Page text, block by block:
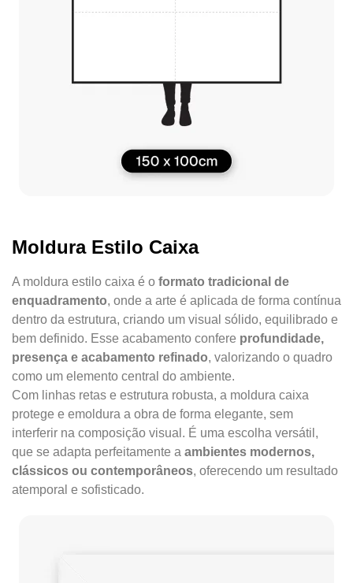
Moldura Estilo Caixa
A moldura estilo caixa é o formato tradicional de
enquadramento, onde a arte é aplicada de forma contínua
dentro da estrutura, criando um visual sólido, equilibrado e
bem definido. Esse acabamento confere profundidade,
presença e acabamento refinado, valorizando o quadro
como um elemento central do ambiente.
Com linhas retas e estrutura robusta, a moldura caixa
protege e emoldura a obra de forma elegante, sem
interferir na composição visual. É uma escolha versátil,
que se adapta perfeitamente a ambientes modernos,
clássicos ou contemporâneos, oferecendo um resultado
atemporal e sofisticado.